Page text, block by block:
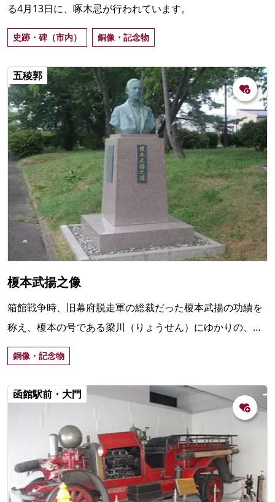
る4月13日に、啄木忌が行われています。
史跡・碑（市内） 銅像・記念物
五稜郭
榎本武揚之像
箱館戦争時、旧幕府脱走軍の総裁だった榎本武揚の功績を
称え、榎本の号である梁川（りょうせん）にゆかりの、梁
川（やながわ）公園内に建立された銅像。
銅像・記念物
函館駅前・大門